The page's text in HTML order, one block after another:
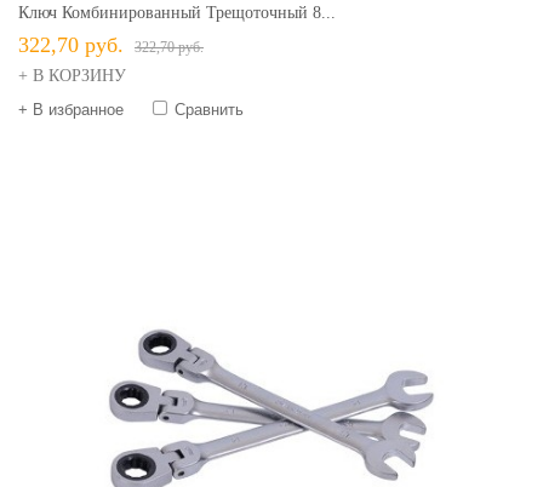
Ключ Комбинированный Трещоточный 8...
322,70 руб. 322,70 руб.
+ В КОРЗИНУ
+ В избранное
Сравнить